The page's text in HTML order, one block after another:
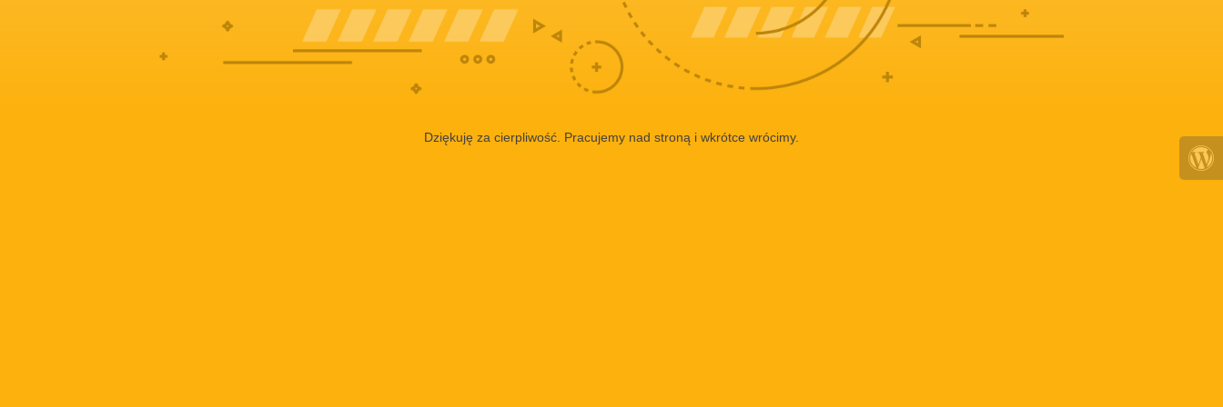
Dziękuję za cierpliwość. Pracujemy nad stroną i wkrótce wrócimy.